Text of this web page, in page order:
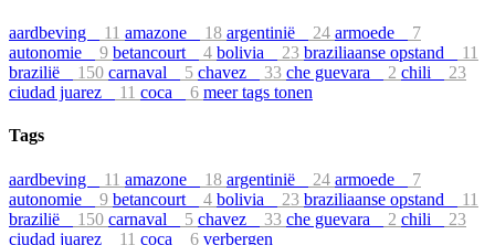
aardbeving 11 amazone 18 argentinië 24 armoede
7
autonomie
9 betancourt 4 bolivia 23 braziliaanse opstand
11
brazilië
150 carnaval 5 chavez 33 che guevara 2 chili
23
ciudad juarez
11 coca 6 meer tags tonen
Tags
aardbeving 11 amazone 18 argentinië 24 armoede
7
autonomie
9 betancourt 4 bolivia 23 braziliaanse opstand
11
brazilië
150 carnaval 5 chavez 33 che guevara 2 chili
23
ciudad juarez
11 coca 6 verbergen